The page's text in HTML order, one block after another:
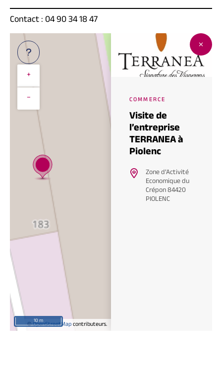
Contact : 04 90 34 18 47
+
−
©OpenStreetMapcontributeurs.
10 m
COMMERCE
Visite de
l’entreprise
TERRANEA à
Piolenc
Zone d’Activité
Economique du
Crépon 84420
PIOLENC